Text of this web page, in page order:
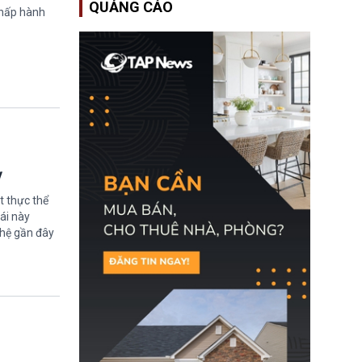
hành
thực thể
này
gần đây
nguy cơ thiếu hụt lực
lượng trầm trọng. Điều
này cần được đặc biệt
chú ý bởi nếu các siêu
bão đổ bộ Hoa Kỳ ở nửa
cuối năm 2026, lực
lượng ứng phó “mỏng”
có thể làm nghẽn công
tác cứu trợ; dẫn đến hệ
thống ứng phó khẩn cấp
quốc gia quá tải.
QUẢNG CÁO